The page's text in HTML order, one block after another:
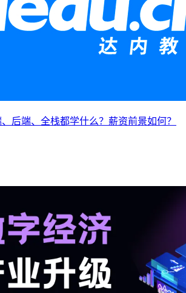
后端、全栈都学什么？薪资前景如何？